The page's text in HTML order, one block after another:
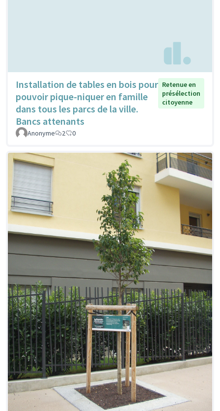
Installation de tables en bois pour
pouvoir pique-niquer en famille
dans tous les parcs de la ville.
Bancs attenants
Retenue en
présélection
citoyenne
Anonyme 2 0